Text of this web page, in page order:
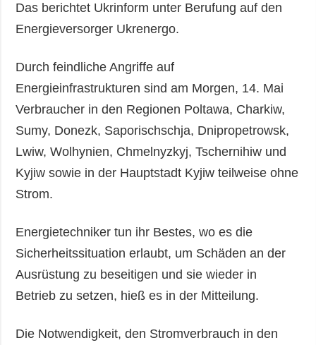
Das berichtet Ukrinform unter Berufung auf den
Energieversorger Ukrenergo.
Durch feindliche Angriffe auf
Energieinfrastrukturen sind am Morgen, 14. Mai
Verbraucher in den Regionen Poltawa, Charkiw,
Sumy, Donezk, Saporischschja, Dnipropetrowsk,
Lwiw, Wolhynien, Chmelnyzkyj, Tschernihiw und
Kyjiw sowie in der Hauptstadt Kyjiw teilweise ohne
Strom.
Energietechniker tun ihr Bestes, wo es die
Sicherheitssituation erlaubt, um Schäden an der
Ausrüstung zu beseitigen und sie wieder in
Betrieb zu setzen, hieß es in der Mitteilung.
Die Notwendigkeit, den Stromverbrauch in den